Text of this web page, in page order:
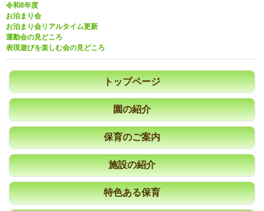
令和8年度
お泊まり会
お泊まり会リアルタイム更新
運動会の見どころ
表現遊びを楽しむ会の見どころ
トップページ
園の紹介
保育のご案内
施設の紹介
特色ある保育